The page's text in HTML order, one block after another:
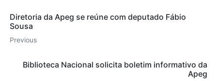
Diretoria da Apeg se reúne com deputado Fábio
Sousa
Previous
Biblioteca Nacional solicita boletim informativo da
Apeg